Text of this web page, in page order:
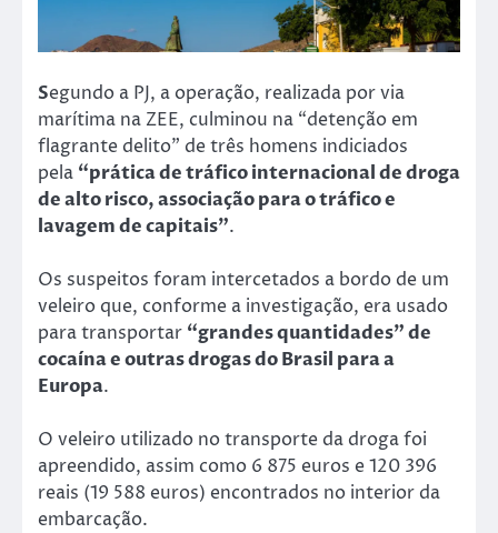
Segundo a PJ, a operação, realizada por via
marítima na ZEE, culminou na “detenção em
flagrante delito” de três homens indiciados
pela “prática de tráfico internacional de droga
de alto risco, associação para o tráfico e
lavagem de capitais”.
Os suspeitos foram intercetados a bordo de um
veleiro que, conforme a investigação, era usado
para transportar “grandes quantidades” de
cocaína e outras drogas do Brasil para a
Europa.
O veleiro utilizado no transporte da droga foi
apreendido, assim como 6 875 euros e 120 396
reais (19 588 euros) encontrados no interior da
embarcação.